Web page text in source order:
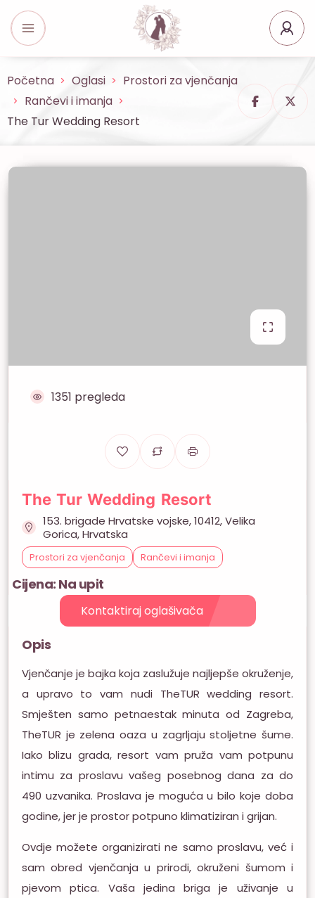
Početna Oglasi
Prostori za vjenčanja
Rančevi i imanja
The Tur Wedding Resort
1351 pregleda
The Tur Wedding Resort
153. brigade Hrvatske vojske, 10412, Velika
Gorica, Hrvatska
Prostori za vjenčanja Rančevi i imanja
Cijena: Na upit
Kontaktiraj oglašivača
Opis
Vjenčanje je bajka koja zaslužuje najljepše okruženje,
a upravo to vam nudi TheTUR wedding resort.
Smješten samo petnaestak minuta od Zagreba,
TheTUR je zelena oaza u zagrljaju stoljetne šume.
Iako blizu grada, resort vam pruža vam potpunu
intimu za proslavu vašeg posebnog dana za do
490 uzvanika. Proslava je moguća u bilo koje doba
godine, jer je prostor potpuno klimatiziran i grijan.
Ovdje možete organizirati ne samo proslavu, već i
sam obred vjenčanja u prirodi, okruženi šumom i
pjevom ptica. Vaša jedina briga je uživanje u